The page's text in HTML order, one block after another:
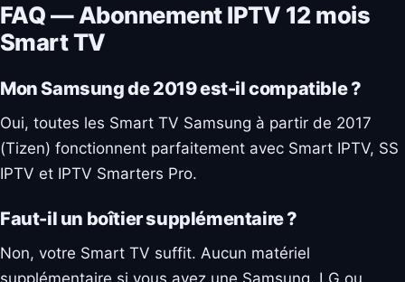
FAQ — Abonnement IPTV 12 mois
Smart TV
Mon Samsung de 2019 est-il compatible ?
Oui, toutes les Smart TV Samsung à partir de 2017
(Tizen) fonctionnent parfaitement avec Smart IPTV, SS
IPTV et IPTV Smarters Pro.
Faut-il un boîtier supplémentaire ?
Non, votre Smart TV suffit. Aucun matériel